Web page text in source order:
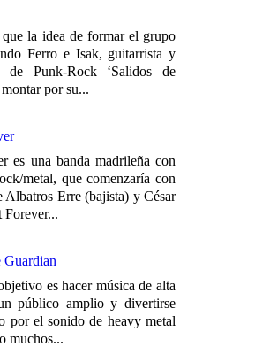
la idea de formar el grupo
Ferro e Isak, guitarrista y
Punk-Rock ‘Salidos de
por su...
es una banda madrileña con
metal, que comenzaría con
Erre (bajista) y César
Guardian
es hacer música de alta
público amplio y divertirse
por el sonido de heavy metal
muchos...